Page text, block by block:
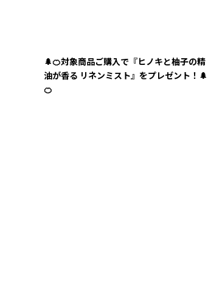
🌲🍊対象商品ご購入で『ヒノキと柚子の精
油が香る リネンミスト』をプレゼント！🌲
🍊